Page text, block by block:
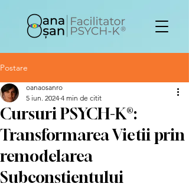
Postare
Cursuri PSYCH-K®:
Transformarea Vietii prin
remodelarea
Subconstientului
oanaosanro
5 iun. 2024 4 min de citit